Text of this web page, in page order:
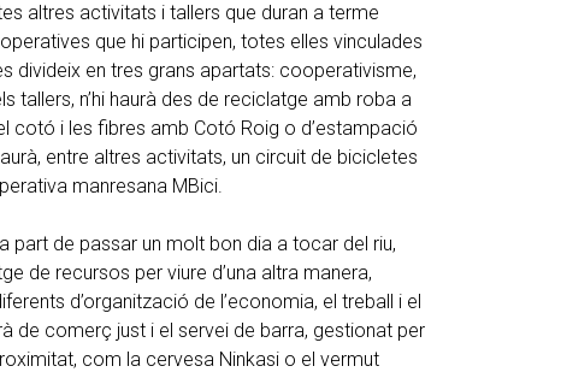
altres activitats i tallers que duran a terme
que hi participen, totes elles vinculades
divideix en tres grans apartats: cooperativisme,
tallers, n’hi haurà des de reciclatge amb roba a
cotó i les fibres amb Cotó Roig o d’estampació
entre altres activitats, un circuit de bicicletes
manresana MBici.
part de passar un molt bon dia a tocar del riu,
de recursos per viure d’una altra manera,
d’organització de l’economia, el treball i el
de comerç just i el servei de barra, gestionat per
com la cervesa Ninkasi o el vermut